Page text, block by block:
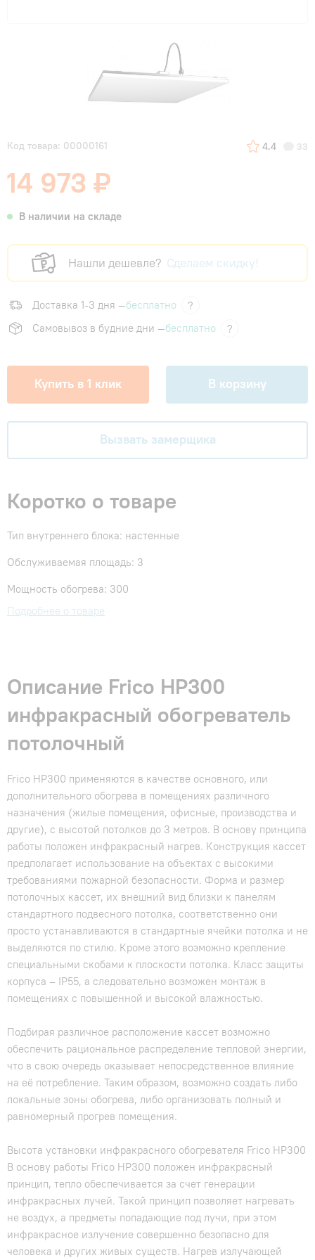
Код товара: 00000161 4.4 33
14 973 ₽
В наличии на складе
Нашли дешевле? Сделаем скидку!
Доставка 1-3 дня —бесплатно
?
Самовывоз в будние дни —бесплатно ?
Купить в 1 клик В корзину
Вызвать замерщика
Коротко о товаре
Тип внутреннего блока: настенные
Обслуживаемая площадь: 3
Мощность обогрева: 300
Подробнее о товаре
Описание Frico HP300
инфракрасный обогреватель
потолочный
Frico HP300 применяются в качестве основного, или
дополнительного обогрева в помещениях различного
назначения (жилые помещения, офисные, производства и
другие), с высотой потолков до 3 метров. В основу принципа
работы положен инфракрасный нагрев. Конструкция кассет
предполагает использование на объектах с высокими
требованиями пожарной безопасности. Форма и размер
потолочных кассет, их внешний вид близки к панелям
стандартного подвесного потолка, соответственно они
просто устанавливаются в стандартные ячейки потолка и не
выделяются по стилю. Кроме этого возможно крепление
специальными скобами к плоскости потолка. Класс защиты
корпуса – IP55, а следовательно возможен монтаж в
помещениях с повышенной и высокой влажностью.
Подбирая различное расположение кассет возможно
обеспечить рациональное распределение тепловой энергии,
что в свою очередь оказывает непосредственное влияние
на её потребление. Таким образом, возможно создать либо
локальные зоны обогрева, либо организовать полный и
равномерный прогрев помещения.
Высота установки инфракрасного обогревателя Frico HP300
В основу работы Frico HP300 положен инфракрасный
принцип, тепло обеспечивается за счет генерации
инфракрасных лучей. Такой принцип позволяет нагревать
не воздух, а предметы попадающие под лучи, при этом
инфракрасное излучение совершенно безопасно для
человека и других живых существ. Нагрев излучающей